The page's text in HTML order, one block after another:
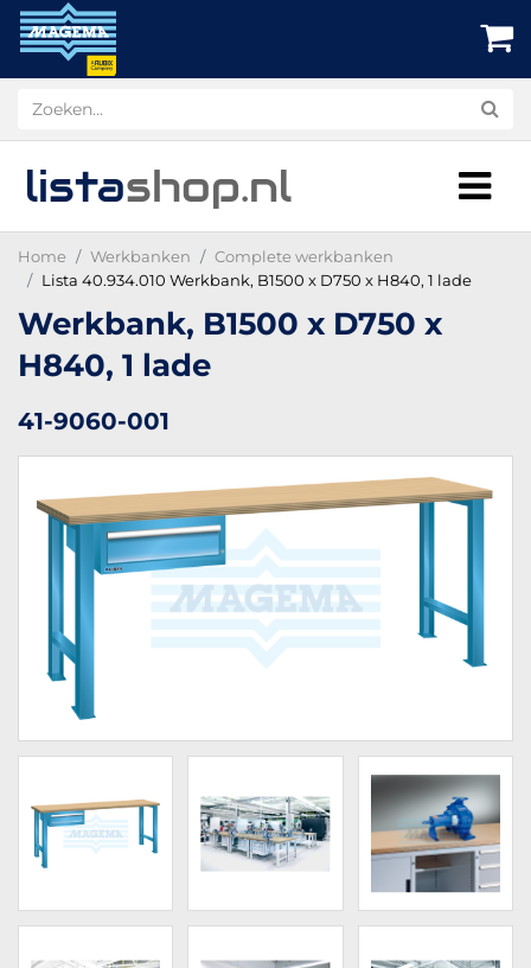
listashop.nl
Home Werkbanken
Complete werkbanken
Lista 40.934.010 Werkbank, B1500 x D750 x H840, 1 lade
Werkbank, B1500 x D750 x
H840, 1 lade
41-9060-001